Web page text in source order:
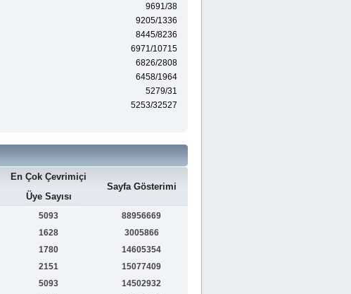
9691/38
9205/1336
8445/8236
6971/10715
6826/2808
6458/1964
5279/31
5253/32527
En Çok Çevrimiçi
Üye Sayısı
Sayfa Gösterimi
5093
88956669
1628
3005866
1780
14605354
2151
15077409
5093
14502932